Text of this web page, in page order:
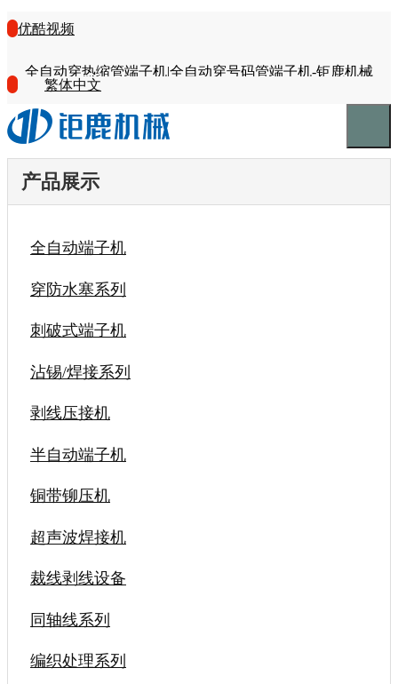
优酷视频
全自动穿热缩管端子机|全自动穿号码管端子机-钜鹿机械
繁体中文
产品展示
全自动端子机
穿防水塞系列
刺破式端子机
沾锡/焊接系列
剥线压接机
半自动端子机
铜带铆压机
超声波焊接机
裁线剥线设备
同轴线系列
编织处理系列